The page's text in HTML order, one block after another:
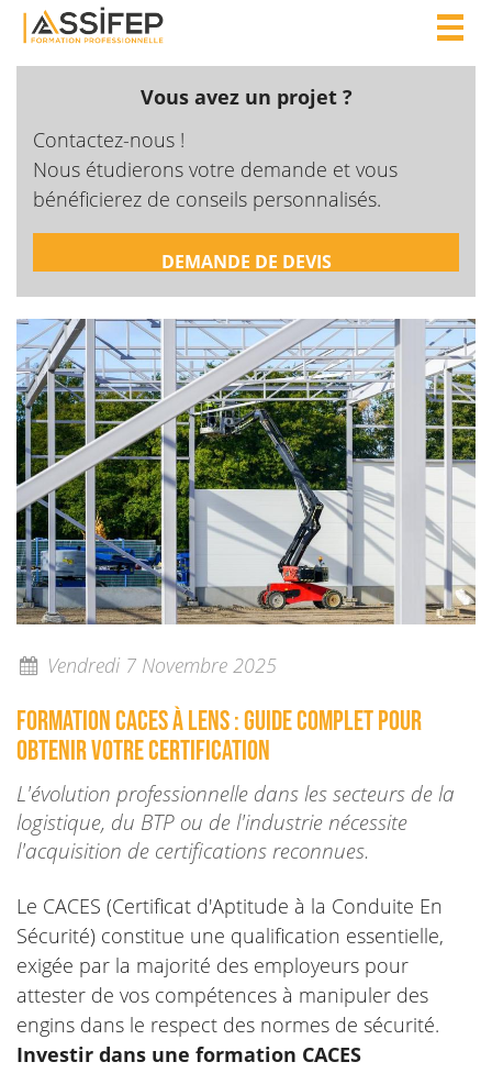
Vous avez un projet ?
Contactez-nous !
Nous étudierons votre demande et vous
bénéficierez de conseils personnalisés.
DEMANDE DE DEVIS
Vendredi 7 Novembre 2025
Formation CACES à LENS : guide complet pour
obtenir votre certification
L'évolution professionnelle dans les secteurs de la
logistique, du BTP ou de l'industrie nécessite
l'acquisition de certifications reconnues.
Le CACES (Certificat d'Aptitude à la Conduite En
Sécurité) constitue une qualification essentielle,
exigée par la majorité des employeurs pour
attester de vos compétences à manipuler des
engins dans le respect des normes de sécurité.
Investir dans une formation CACES